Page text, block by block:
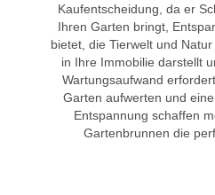
Kaufentscheidung, da er
Ihren Garten bringt,
bietet, die Tierwelt und
in Ihre Immobilie darstellt
Wartungsaufwand
Garten aufwerten und
Entspannung schaffen
Gartenbrunnen die